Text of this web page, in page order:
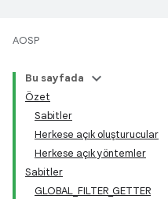
AOSP
Bu sayfada
Özet
Sabitler
Herkese açık oluşturucular
Herkese açık yöntemler
Sabitler
GLOBAL_FILTER_GETTER